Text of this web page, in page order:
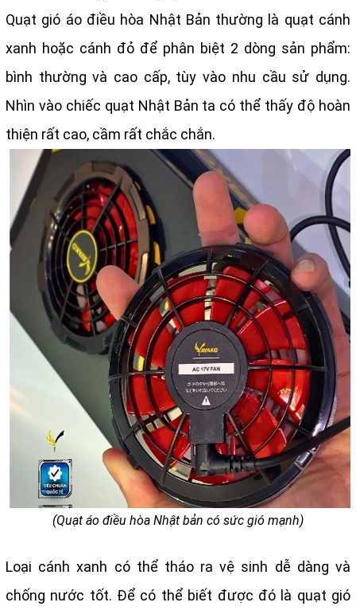
Quạt gió áo điều hòa Nhật Bản thường là quạt cánh
xanh hoặc cánh đỏ để phân biệt 2 dòng sản phẩm:
bình thường và cao cấp, tùy vào nhu cầu sử dụng.
Nhìn vào chiếc quạt Nhật Bản ta có thể thấy độ hoàn
thiện rất cao, cầm rất chắc chắn.
(Quạt áo điều hòa Nhật bản có sức gió mạnh)
Loại cánh xanh có thể tháo ra vệ sinh dễ dàng và
chống nước tốt. Để có thể biết được đó là quạt gió